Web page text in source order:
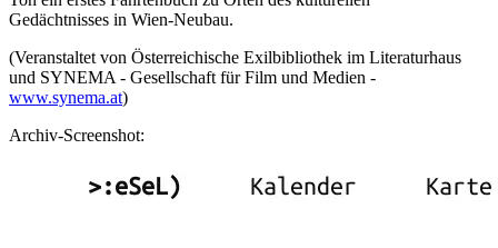
Gedächtnisses in Wien-Neubau.
(Veranstaltet von Österreichische Exilbibliothek im Literaturhaus
und SYNEMA - Gesellschaft für Film und Medien -
www.synema.at)
Archiv-Screenshot: